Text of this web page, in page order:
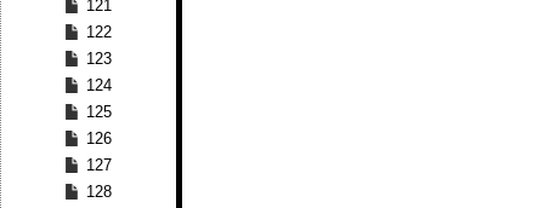
121
122
123
124
125
126
127
128